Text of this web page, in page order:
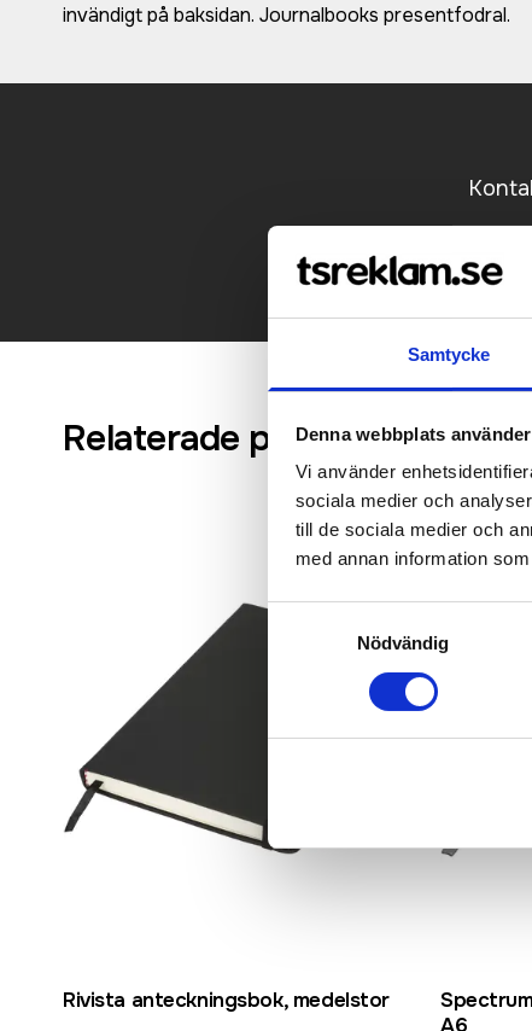
Samtycke
Denna webbplats
Vi använder
sociala medier och
till de sociala medier och
med annan information
Samtyckesval
Nödvändig
invändigt på baksidan. Journalbooks presentfodral.
Relaterade produkter
Rivista anteckningsbok, medelstor